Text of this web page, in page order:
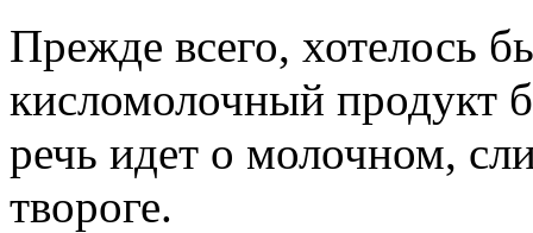
Прежде всего, хотелось
кисломолочный продукт
речь идет о молочном,
твороге.